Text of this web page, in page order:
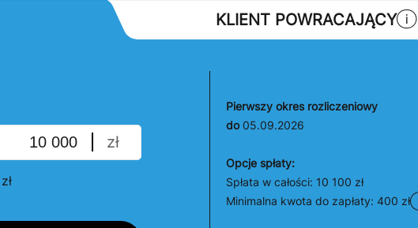
KLIENT POWRACAJĄCY
zł
Pierwszy okres rozliczeniowy
do 05.09.2026
Opcje spłaty:
Spłata w całości: 10 100 zł
Minimalna kwota do zapłaty: 400 zł